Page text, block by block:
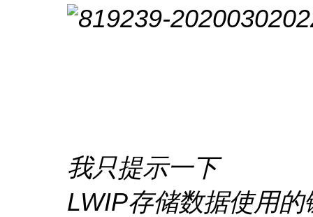
我只提示一下
LWIP存储数据使用的